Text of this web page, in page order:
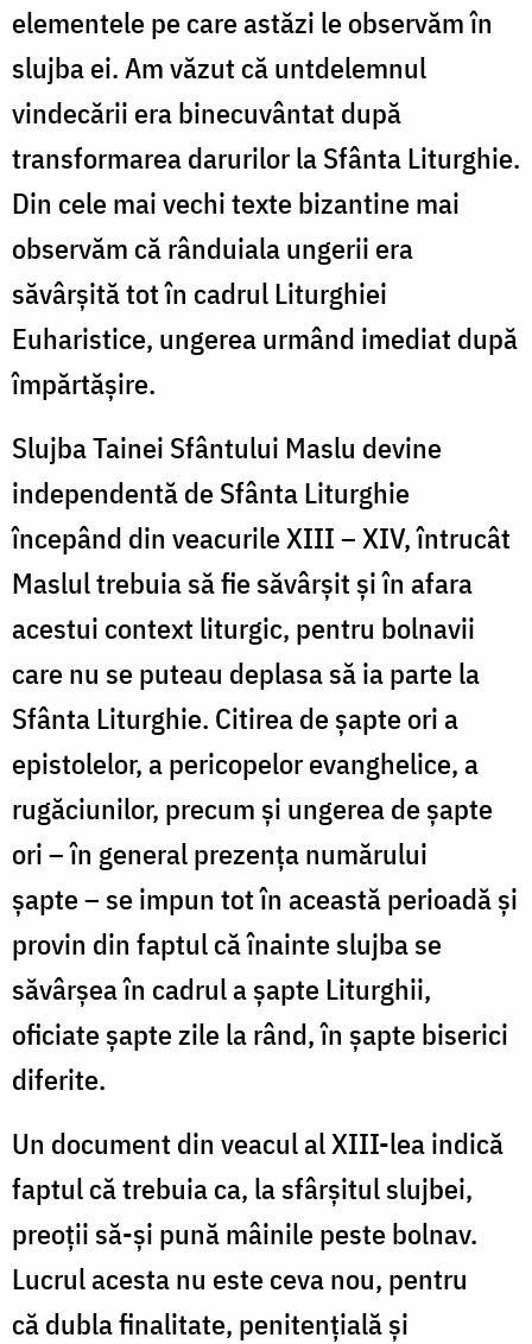
elementele pe care astăzi le observăm în
slujba ei. Am văzut că untdelemnul
vindecării era binecuvântat după
transformarea darurilor la Sfânta Liturghie.
Din cele mai vechi texte bizantine mai
observăm că rânduiala ungerii era
săvârșită tot în cadrul Liturghiei
Euharistice, ungerea urmând imediat după
împărtășire.
Slujba Tainei Sfântului Maslu devine
independentă de Sfânta Liturghie
începând din veacurile XIII – XIV, întrucât
Maslul trebuia să fie săvârșit și în afara
acestui context liturgic, pentru bolnavii
care nu se puteau deplasa să ia parte la
Sfânta Liturghie. Citirea de șapte ori a
epistolelor, a pericopelor evanghelice, a
rugăciunilor, precum și ungerea de șapte
ori – în general prezența numărului
șapte – se impun tot în această perioadă și
provin din faptul că înainte slujba se
săvârșea în cadrul a șapte Liturghii,
oficiate șapte zile la rând, în șapte biserici
diferite.
Un document din veacul al XIII-lea indică
faptul că trebuia ca, la sfârșitul slujbei,
preoții să-și pună mâinile peste bolnav.
Lucrul acesta nu este ceva nou, pentru
că dubla finalitate, penitențială și